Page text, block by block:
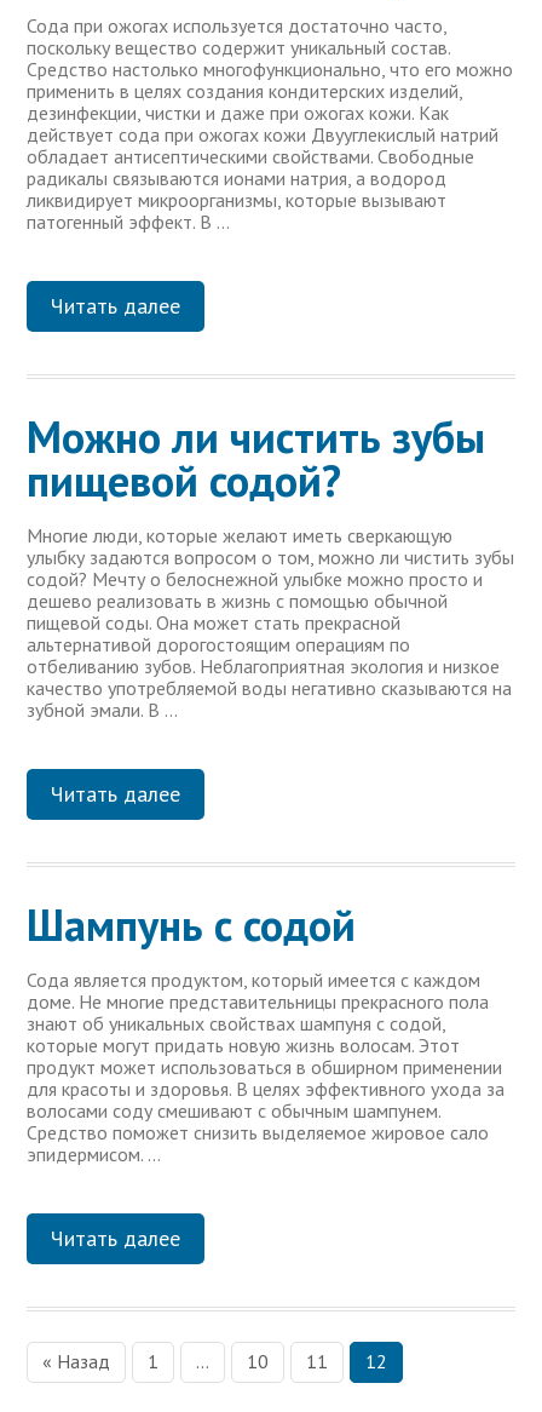
Сода при ожогах используется достаточно часто,
поскольку вещество содержит уникальный состав.
Средство настолько многофункционально, что его можно
применить в целях создания кондитерских изделий,
дезинфекции, чистки и даже при ожогах кожи. Как
действует сода при ожогах кожи Двууглекислый натрий
обладает антисептическими свойствами. Свободные
радикалы связываются ионами натрия, а водород
ликвидирует микроорганизмы, которые вызывают
патогенный эффект. В …
Читать далее
Можно ли чистить зубы
пищевой содой?
Многие люди, которые желают иметь сверкающую
улыбку задаются вопросом о том, можно ли чистить зубы
содой? Мечту о белоснежной улыбке можно просто и
дешево реализовать в жизнь с помощью обычной
пищевой соды. Она может стать прекрасной
альтернативой дорогостоящим операциям по
отбеливанию зубов. Неблагоприятная экология и низкое
качество употребляемой воды негативно сказываются на
зубной эмали. В …
Читать далее
Шампунь с содой
Сода является продуктом, который имеется с каждом
доме. Не многие представительницы прекрасного пола
знают об уникальных свойствах шампуня с содой,
которые могут придать новую жизнь волосам. Этот
продукт может использоваться в обширном применении
для красоты и здоровья. В целях эффективного ухода за
волосами соду смешивают с обычным шампунем.
Средство поможет снизить выделяемое жировое сало
эпидермисом. …
Читать далее
« Назад 1 … 10 11 12